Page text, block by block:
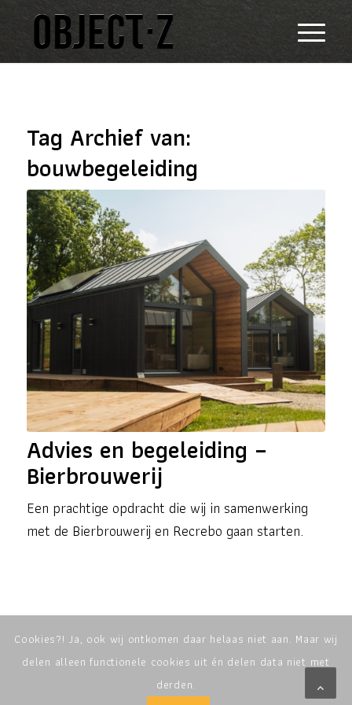
Tag Archief van:
bouwbegeleiding
Advies en begeleiding –
Bierbrouwerij
Een prachtige opdracht die wij in samenwerking
met de Bierbrouwerij en Recrebo gaan starten.
Cookies?! Ja, ook wij ontkomen daar helaas niet aan. Maar wij
delen alleen functionele cookies uit én delen data niet met
derden.